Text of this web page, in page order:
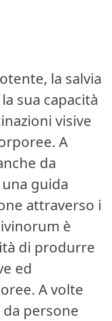
la salvia
sua capacità
visive
A
da
guida
attraverso i
è
di produrre
ed
A volte
persone